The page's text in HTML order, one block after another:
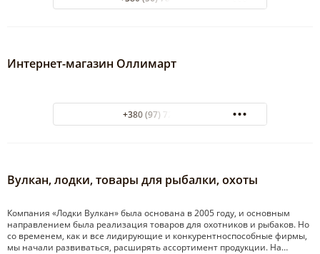
Интернет-магазин Оллимарт
+380 (97) 7200694
Вулкан, лодки, товары для рыбалки, охоты
Компания «Лодки Вулкан» была основана в 2005 году, и основным
направлением была реализация товаров для охотников и рыбаков. Но
со временем, как и все лидирующие и конкурентноспособные фирмы,
мы начали развиваться, расширять ассортимент продукции. На…